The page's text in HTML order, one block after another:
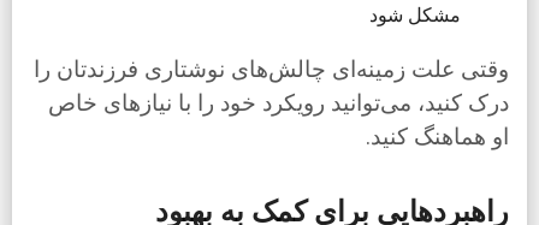
مشکل شود
وقتی علت زمینه‌ای چالش‌های نوشتاری فرزندتان را
درک کنید، می‌توانید رویکرد خود را با نیازهای خاص
او هماهنگ کنید.
راهبردهایی برای کمک به بهبود